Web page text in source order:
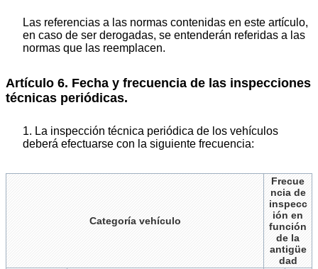
Las referencias a las normas contenidas en este artículo,
en caso de ser derogadas, se entenderán referidas a las
normas que las reemplacen.
Artículo 6. Fecha y frecuencia de las inspecciones
técnicas periódicas.
1. La inspección técnica periódica de los vehículos
deberá efectuarse con la siguiente frecuencia:
Categoría vehículo
Frecue
ncia de
inspecc
ión en
función
de la
antigüe
dad